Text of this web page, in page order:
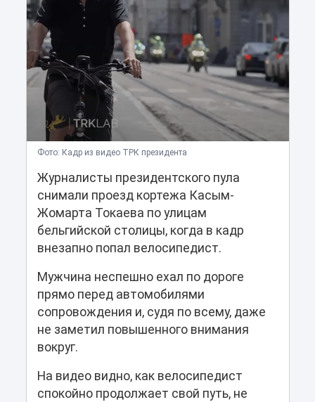
Фото: Кадр из видео ТРК президента
Журналисты президентского пула
снимали проезд кортежа Касым-
Жомарта Токаева по улицам
бельгийской столицы, когда в кадр
внезапно попал велосипедист.
Мужчина неспешно ехал по дороге
прямо перед автомобилями
сопровождения и, судя по всему, даже
не заметил повышенного внимания
вокруг.
На видео видно, как велосипедист
спокойно продолжает свой путь, не